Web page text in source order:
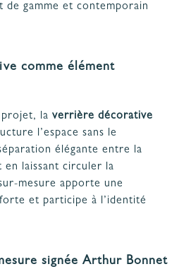
de gamme et contemporain
comme élément
projet, la verrière décorative
l’espace sans le
élégante entre la
laissant circuler la
mesure apporte une
et participe à l’identité
signée Arthur Bonnet